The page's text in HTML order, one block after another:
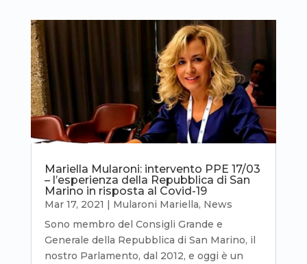
Mariella Mularoni: intervento PPE 17/03
– l’esperienza della Repubblica di San
Marino in risposta al Covid-19
Mar 17, 2021 | Mularoni Mariella, News
Sono membro del Consigli Grande e
Generale della Repubblica di San Marino, il
nostro Parlamento, dal 2012, e oggi è un